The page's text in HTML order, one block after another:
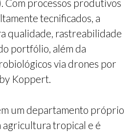
Com processos produtivos
tecnificados, a
qualidade, rastreabilidade
portfólio, além da
via drones por
Koppert.
um departamento próprio
agricultura tropical e é